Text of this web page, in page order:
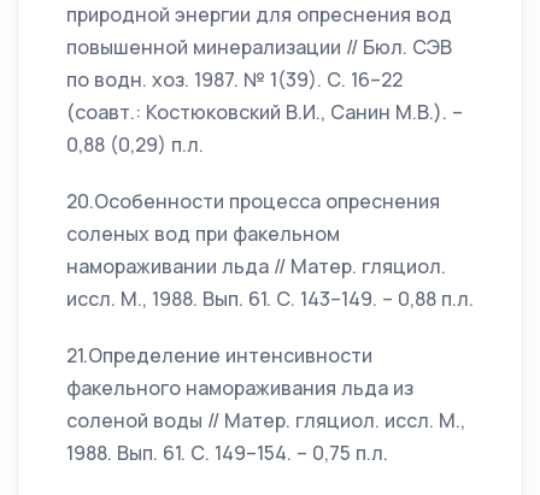
природной энергии для опреснения вод
повышенной минерализации // Бюл. СЭВ
по водн. хоз. 1987. № 1(39). С. 16–22
(соавт.: Костюковский В.И., Санин М.В.). –
0,88 (0,29) п.л.
20.Особенности процесса опреснения
соленых вод при факельном
намораживании льда // Матер. гляциол.
иссл. М., 1988. Вып. 61. С. 143–149. – 0,88 п.л.
21.Определение интенсивности
факельного намораживания льда из
соленой воды // Матер. гляциол. иссл. М.,
1988. Вып. 61. С. 149–154. – 0,75 п.л.